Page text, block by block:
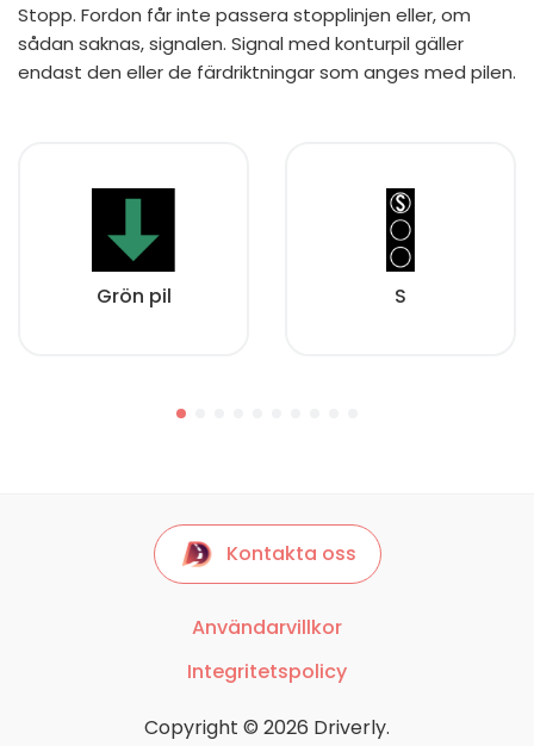
Stopp. Fordon får inte passera stopplinjen eller, om
sådan saknas, signalen. Signal med konturpil gäller
endast den eller de färdriktningar som anges med pilen.
Grön pil S
Kontakta oss
Användarvillkor
Integritetspolicy
Copyright © 2026 Driverly.